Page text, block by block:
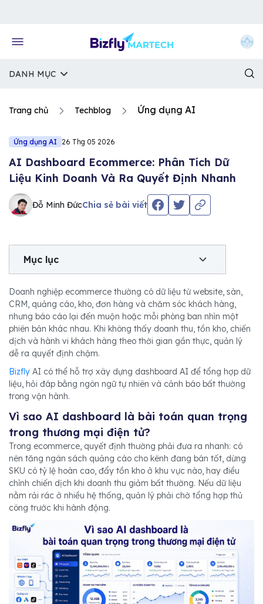
DANH MỤC
Trang chủ Techblog Ứng dụng AI
Ứng dụng AI 26 Thg 05 2026
AI Dashboard Ecommerce: Phân Tích Dữ
Liệu Kinh Doanh Và Ra Quyết Định Nhanh
Đỗ Minh ĐứcChia sẻ bài viết
Mục lục
Doanh nghiệp ecommerce thường có dữ liệu từ website, sàn,
CRM, quảng cáo, kho, đơn hàng và chăm sóc khách hàng,
nhưng báo cáo lại đến muộn hoặc mỗi phòng ban nhìn một
phiên bản khác nhau. Khi không thấy doanh thu, tồn kho, chiến
dịch và hành vi khách hàng theo thời gian gần thực, quản lý
dễ ra quyết định chậm.
Bizfly AI có thể hỗ trợ xây dựng dashboard AI để tổng hợp dữ
liệu, hỏi đáp bằng ngôn ngữ tự nhiên và cảnh báo bất thường
trong vận hành.
Vì sao AI dashboard là bài toán quan trọng
trong thương mại điện tử?
Trong ecommerce, quyết định thường phải đưa ra nhanh: có
nên tăng ngân sách quảng cáo cho kênh đang bán tốt, dừng
SKU có tỷ lệ hoàn cao, đẩy tồn kho ở khu vực nào, hay điều
chỉnh chiến dịch khi doanh thu giảm bất thường. Nếu dữ liệu
nằm rải rác ở nhiều hệ thống, quản lý phải chờ tổng hợp thủ
công trước khi hành động.